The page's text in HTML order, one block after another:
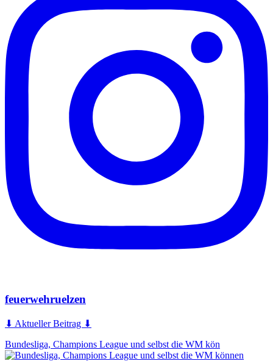
feuerwehruelzen
⬇ Aktueller Beitrag ⬇
Bundesliga, Champions League und selbst die WM kön